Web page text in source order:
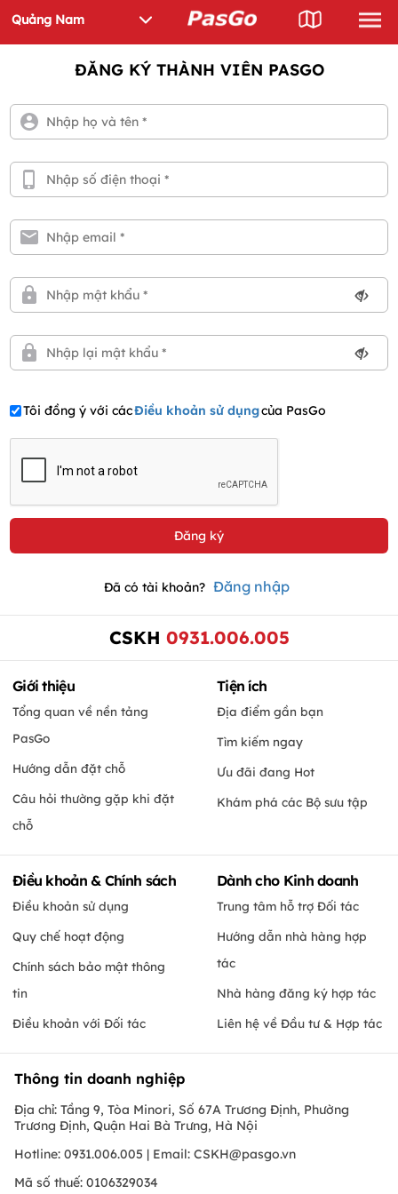
ĐĂNG KÝ THÀNH VIÊN PASGO
Tôi đồng ý với cácĐiều khoản sử dụngcủa PasGo
Đã có tài khoản? Đăng nhập
CSKH 0931.006.005
Giới thiệu
Tổng quan về nền tảng
PasGo
Hướng dẫn đặt chỗ
Câu hỏi thường gặp khi đặt
chỗ
Tiện ích
Địa điểm gần bạn
Tìm kiếm ngay
Ưu đãi đang Hot
Khám phá các Bộ sưu tập
Điều khoản & Chính sách
Điều khoản sử dụng
Quy chế hoạt động
Chính sách bảo mật thông
tin
Điều khoản với Đối tác
Dành cho Kinh doanh
Trung tâm hỗ trợ Đối tác
Hướng dẫn nhà hàng hợp
tác
Nhà hàng đăng ký hợp tác
Liên hệ về Đầu tư & Hợp tác
Thông tin doanh nghiệp
Địa chỉ: Tầng 9, Tòa Minori, Số 67A Trương Định, Phường
Trương Định, Quận Hai Bà Trưng, Hà Nội
Hotline: 0931.006.005 | Email: CSKH@pasgo.vn
Mã số thuế: 0106329034